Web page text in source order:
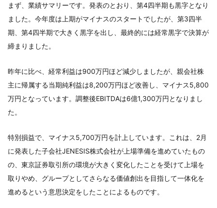
まず、業績サマリーです。発表のとおり、第4四半期も黒字となり
ました。今年度は上期がマイナスのスタートでしたが、第3四半
期、第4四半期で大きく黒字を出し、最終的には経常黒字で決算が
締まりました。
昨年に比べ、経常利益は900万円ほど減少しましたが、親会社株
主に帰属する当期純利益は8,200万円ほど改善し、マイナス5,800
万円となっています。調整後EBITDAは6億1,300万円となりまし
た。
特別損益で、マイナス5,700万円を計上しています。これは、2月
に発表した子会社JENESIS株式会社が上場準備を進めていたもの
の、東京証券取引所の環境が大きく変化したことを受けて上場を
取りやめ、グループとしてさらなる価値創出を目指して一体化を
進めるという意思決定をしたことによるものです。